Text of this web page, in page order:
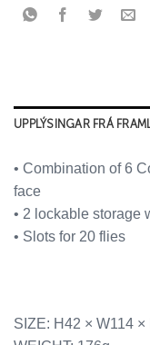
UPPLÝSINGAR FRÁ
• Combination of 6
face
• 2 lockable storage
• Slots for 20 flies
SIZE: H42 × W114 ×